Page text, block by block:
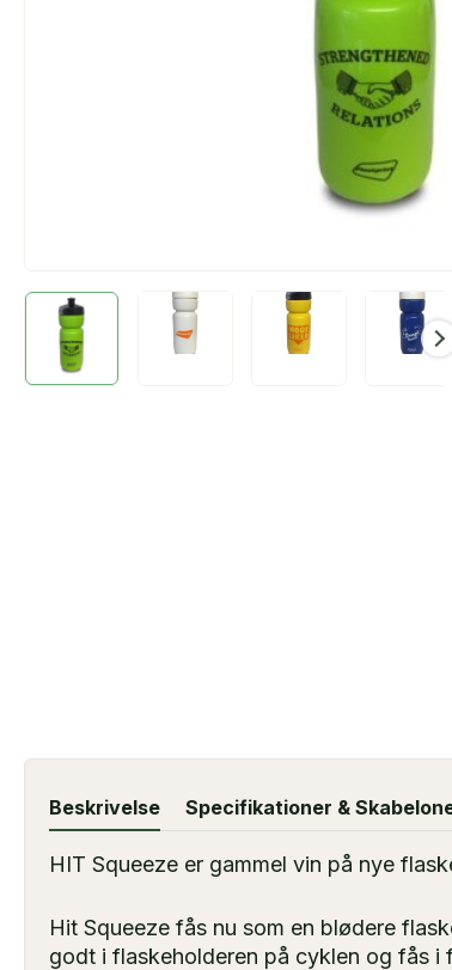
Beskrivelse Specifikationer &
HIT Squeeze er gammel vin på nye
Hit Squeeze fås nu som en blødere
godt i flaskeholderen på cyklen og fås i